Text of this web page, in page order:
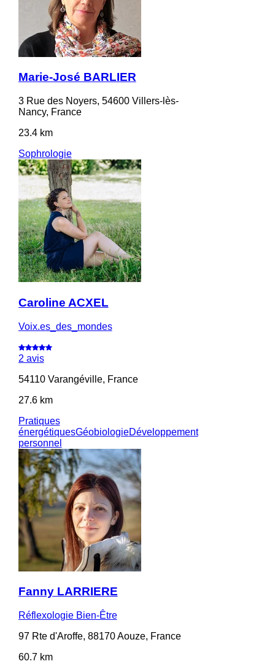
Marie-José BARLIER
3 Rue des Noyers, 54600 Villers-lès-
Nancy, France
23.4 km
Sophrologie
Caroline ACXEL
Voix.es_des_mondes
2 avis
54110 Varangéville, France
27.6 km
Pratiques
énergétiquesGéobiologieDéveloppement
personnel
Fanny LARRIERE
Réflexologie Bien-Être
97 Rte d'Aroffe, 88170 Aouze, France
60.7 km